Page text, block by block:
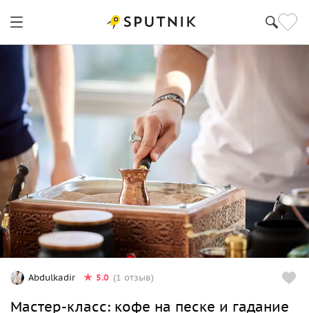
Abdulkadir 5.0 (1 отзыв)
Мастер-класс: кофе на песке и гадание